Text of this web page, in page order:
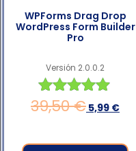
WPForms Drag Drop
WordPress Form Builder
Pro
Versión 2.0.0.2
Valorado en
39,50€ 5,99 €